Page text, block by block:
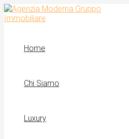
Vai
al
contenuto
Home
Chi Siamo
Luxury